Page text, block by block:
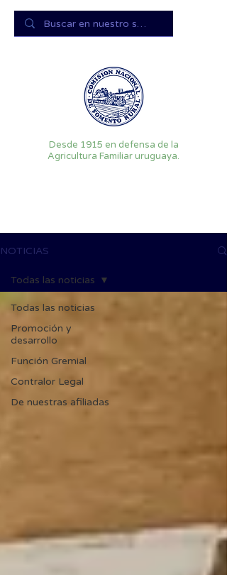
Desde 1915 en defensa de la
Agricultura Familiar uruguaya.
NOTICIAS
Todas las noticias
Promoción y
desarrollo
Función Gremial
Contralor Legal
De nuestras afiliadas
Todas las noticias